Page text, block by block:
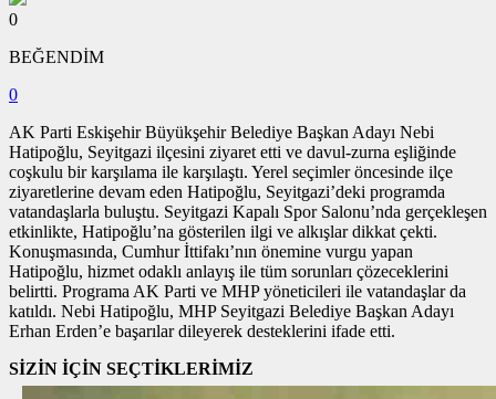
0
BEĞENDİM
0
AK Parti Eskişehir Büyükşehir Belediye Başkan Adayı Nebi
Hatipoğlu, Seyitgazi ilçesini ziyaret etti ve davul-zurna eşliğinde
coşkulu bir karşılama ile karşılaştı. Yerel seçimler öncesinde ilçe
ziyaretlerine devam eden Hatipoğlu, Seyitgazi’deki programda
vatandaşlarla buluştu. Seyitgazi Kapalı Spor Salonu’nda gerçekleşen
etkinlikte, Hatipoğlu’na gösterilen ilgi ve alkışlar dikkat çekti.
Konuşmasında, Cumhur İttifakı’nın önemine vurgu yapan
Hatipoğlu, hizmet odaklı anlayış ile tüm sorunları çözeceklerini
belirtti. Programa AK Parti ve MHP yöneticileri ile vatandaşlar da
katıldı. Nebi Hatipoğlu, MHP Seyitgazi Belediye Başkan Adayı
Erhan Erden’e başarılar dileyerek desteklerini ifade etti.
SİZİN İÇİN SEÇTİKLERİMİZ